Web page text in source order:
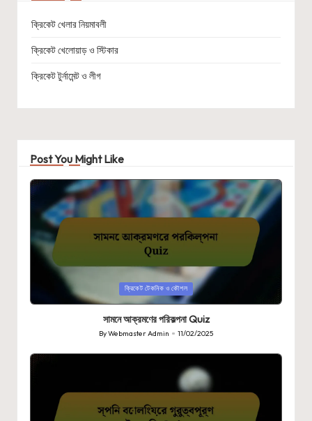
ক্রিকেট খেলার নিয়মাবলী
ক্রিকেট খেলোয়াড় ও স্টিকার
ক্রিকেট টুর্নামেন্ট ও লীগ
Post You Might Like
Posted
in
ক্রিকেট টেকনিক ও কৌশল
সামনে আক্রমণের পরিকল্পনা Quiz
Posted
by
ByWebmaster Admin 11/02/2025